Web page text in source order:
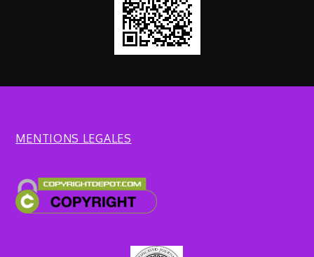
MENTIONS LEGALES